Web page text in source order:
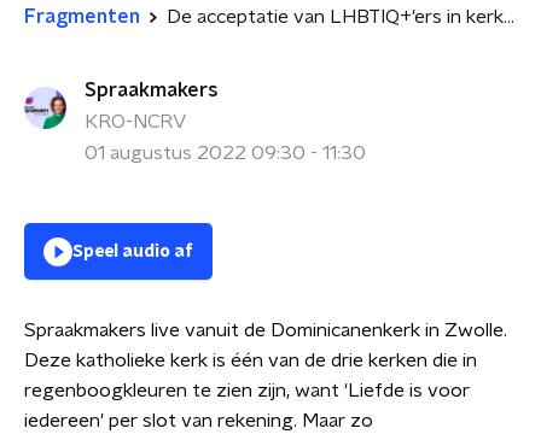
Fragmenten De acceptatie van LHBTIQ+'ers in kerken
Spraakmakers
KRO-NCRV
01 augustus 2022 09:30 - 11:30
Speel audio af
Spraakmakers live vanuit de Dominicanenkerk in Zwolle.
Deze katholieke kerk is één van de drie kerken die in
regenboogkleuren te zien zijn, want 'Liefde is voor
iedereen' per slot van rekening. Maar zo